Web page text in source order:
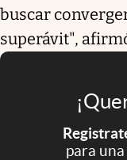
buscar
superávit",
para